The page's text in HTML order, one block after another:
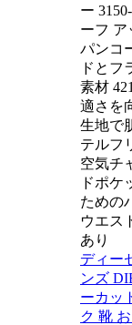
ー
ーフ ア
パンコ
ドとフ
素材
適さを
生地で
テルフ
空気チ
ドポケ
ための
ウエス
あり
ディー
ンズ
ーカッ
ク 靴